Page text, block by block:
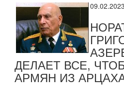
09.02.2023
ДЕЛАЕТ ВСЕ,
АРМЯН ИЗ